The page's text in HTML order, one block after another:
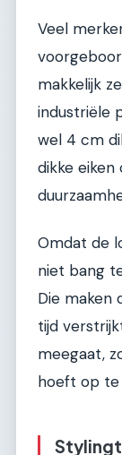
Veel
makkelijk
industriële
wel 4 cm
dikke
Omdat de
niet bang
Die maken
tijd
meegaat,
hoeft op te